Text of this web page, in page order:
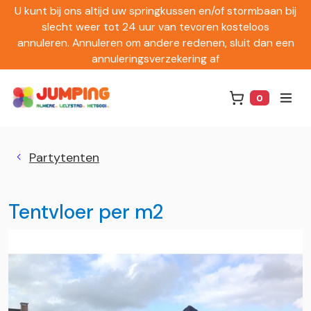
U kunt bij ons altijd uw springkussen en/of stormbaan bij
slecht weer tot 24 uur van tevoren kosteloos
annuleren. Annuleren om andere redenen, sluit dan een
annuleringsverzekering af
0
Partytenten
Tentvloer per m2